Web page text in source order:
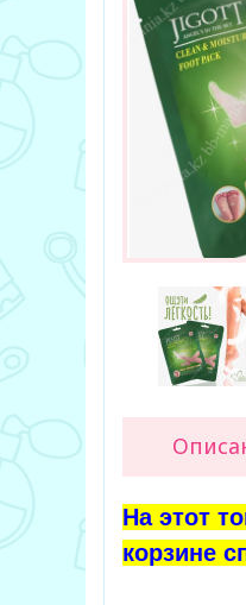
На этот
корзине